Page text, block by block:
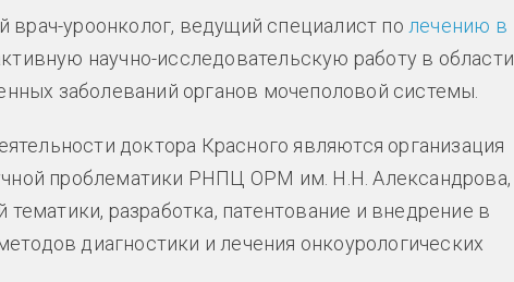
уроонколог, ведущий специалист полечению в
научно-исследовательскую работу в области
заболеваний органов мочеполовой системы.
доктора Красного являются организация
проблематики РНПЦ ОРМ им. Н.Н. Александрова,
разработка, патентование и внедрение в
диагностики и лечения онкоурологических